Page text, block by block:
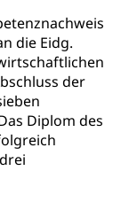
die Eidg.
der
Diplom des
Mobbing
und